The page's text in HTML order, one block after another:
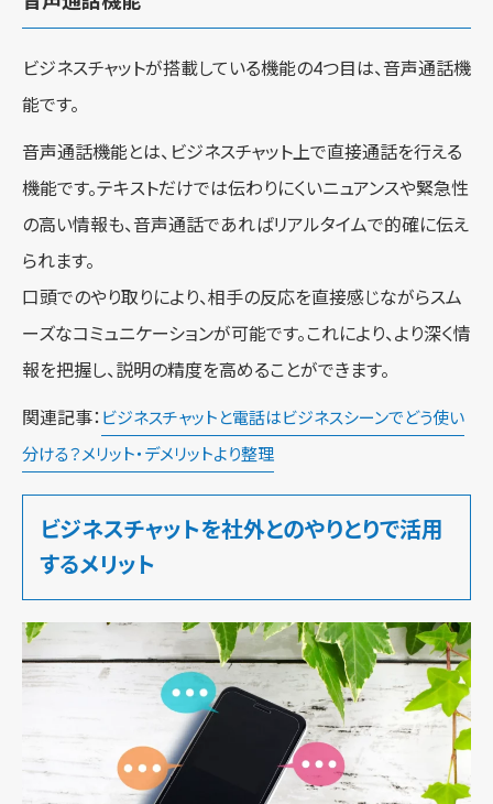
ビジネスチャットが搭載している機能の4つ目は、音声通話機
能です。
音声通話機能とは、ビジネスチャット上で直接通話を行える
機能です。テキストだけでは伝わりにくいニュアンスや緊急性
の高い情報も、音声通話であればリアルタイムで的確に伝え
られます。
口頭でのやり取りにより、相手の反応を直接感じながらスム
ーズなコミュニケーションが可能です。これにより、より深く情
報を把握し、説明の精度を高めることができます。
関連記事： ビジネスチャットと電話はビジネスシーンでどう使い
分ける？メリット・デメリットより整理
ビジネスチャットを社外とのやりとりで活用
するメリット